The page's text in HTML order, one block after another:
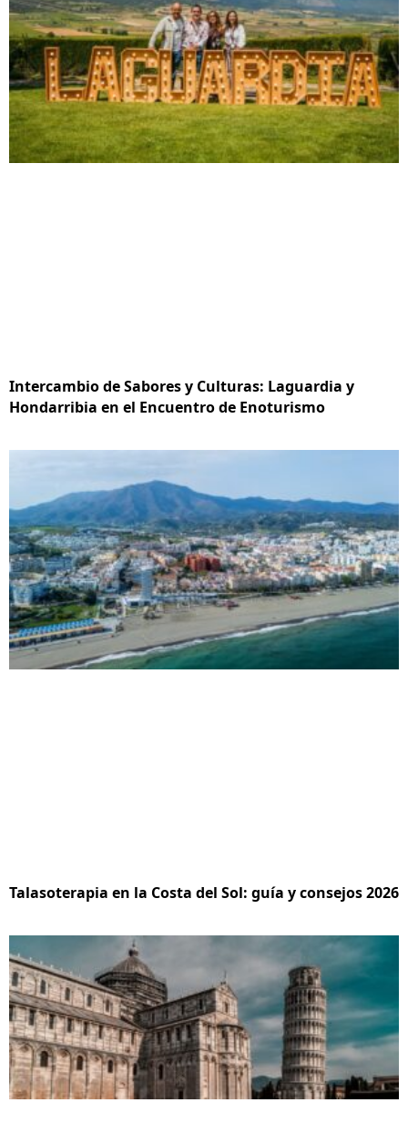
Intercambio de Sabores y Culturas: Laguardia y
Hondarribia en el Encuentro de Enoturismo
Talasoterapia en la Costa del Sol: guía y consejos 2026